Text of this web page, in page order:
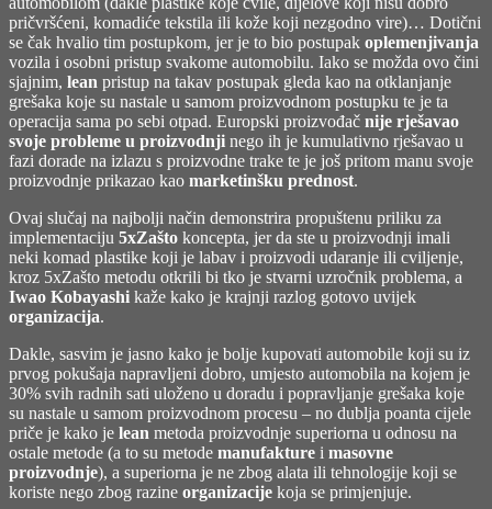
pričvršćeni, komadiće tekstila ili kože koji nezgodno vire)… Dotični
se čak hvalio tim postupkom, jer je to bio postupak oplemenjivanja
vozila i osobni pristup svakome automobilu. Iako se možda ovo čini
sjajnim, lean pristup na takav postupak gleda kao na otklanjanje
grešaka koje su nastale u samom proizvodnom postupku te je ta
operacija sama po sebi otpad. Europski proizvođač nije rješavao
svoje probleme u proizvodnji nego ih je kumulativno rješavao u
fazi dorade na izlazu s proizvodne trake te je još pritom manu svoje
proizvodnje prikazao kao marketinšku prednost.
Ovaj slučaj na najbolji način demonstrira propuštenu priliku za
implementaciju 5xZašto koncepta, jer da ste u proizvodnji imali
neki komad plastike koji je labav i proizvodi udaranje ili cviljenje,
kroz 5xZašto metodu otkrili bi tko je stvarni uzročnik problema, a
Iwao Kobayashi kaže kako je krajnji razlog gotovo uvijek
organizacija.
Dakle, sasvim je jasno kako je bolje kupovati automobile koji su iz
prvog pokušaja napravljeni dobro, umjesto automobila na kojem je
30% svih radnih sati uloženo u doradu i popravljanje grešaka koje
su nastale u samom proizvodnom procesu – no dublja poanta cijele
priče je kako je lean metoda proizvodnje superiorna u odnosu na
ostale metode (a to su metode manufakture i masovne
proizvodnje), a superiorna je ne zbog alata ili tehnologije koji se
koriste nego zbog razine organizacije koja se primjenjuje.